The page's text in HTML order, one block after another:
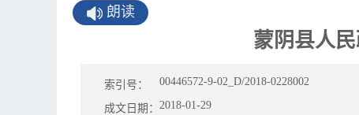
朗读
蒙阴县人
索引号： 00446572-9-02_D/2018-0228002
成文日期： 2018-01-29